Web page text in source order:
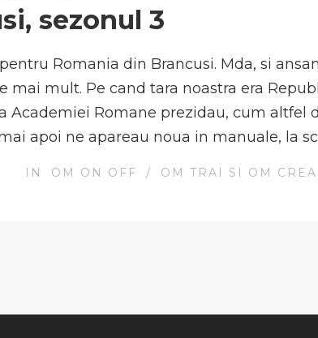
sezonul 3
Romania din Brancusi. Mda, si
mai mult. Pe cand tara noastra era
Academiei Romane prezidau, cum altfel
apoi ne apareau noua in manuale, la
IN OM ON OFF / OM TRAI SI OM CREA